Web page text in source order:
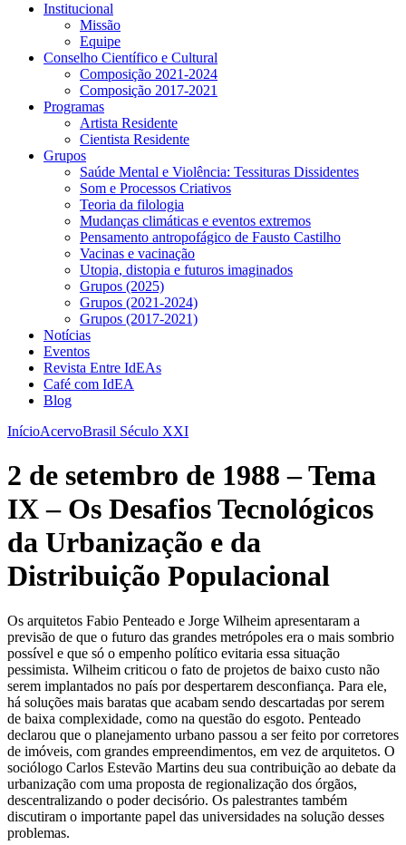
Institucional
Missão
Equipe
Conselho Científico e Cultural
Composição 2021-2024
Composição 2017-2021
Programas
Artista Residente
Cientista Residente
Grupos
Saúde Mental e Violência: Tessituras Dissidentes
Som e Processos Criativos
Teoria da filologia
Mudanças climáticas e eventos extremos
Pensamento antropofágico de Fausto Castilho
Vacinas e vacinação
Utopia, distopia e futuros imaginados
Grupos (2025)
Grupos (2021-2024)
Grupos (2017-2021)
Notícias
Eventos
Revista Entre IdEAs
Café com IdEA
Blog
InícioAcervoBrasil Século XXI
2 de setembro de 1988 – Tema
IX – Os Desafios Tecnológicos
da Urbanização e da
Distribuição Populacional
Os arquitetos Fabio Penteado e Jorge Wilheim apresentaram a
previsão de que o futuro das grandes metrópoles era o mais sombrio
possível e que só o empenho político evitaria essa situação
pessimista. Wilheim criticou o fato de projetos de baixo custo não
serem implantados no país por despertarem desconfiança. Para ele,
há soluções mais baratas que acabam sendo descartadas por serem
de baixa complexidade, como na questão do esgoto. Penteado
declarou que o planejamento urbano passou a ser feito por corretores
de imóveis, com grandes empreendimentos, em vez de arquitetos. O
sociólogo Carlos Estevão Martins deu sua contribuição ao debate da
urbanização com uma proposta de regionalização dos órgãos,
descentralizando o poder decisório. Os palestrantes também
discutiram o importante papel das universidades na solução desses
problemas.